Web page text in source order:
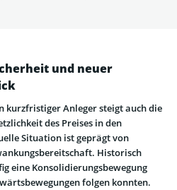
und neuer
kurzfristiger Anleger steigt auch die
des Preises in den
Situation ist geprägt von
Historisch
eine Konsolidierungsbewegung
folgen konnten.